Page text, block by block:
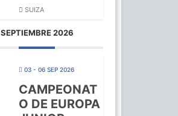
SUIZA
SEPTIEMBRE 2026
03 - 06 SEP 2026
CAMPEONAT
O DE EUROPA